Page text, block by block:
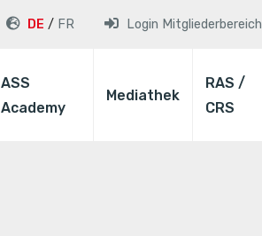
DE FR Login Mitgliederbereich
ASS
Academy
Mediathek
RAS /
CRS